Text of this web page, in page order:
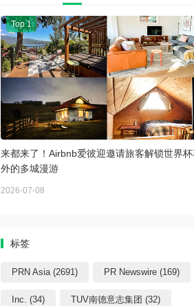
Top 1
来都来了！Airbnb爱彼迎邀请旅客解锁世界杯
外的多城漫游
2026-07-08
标签
PRN Asia (2691) PR Newswire (169)
Inc. (34) TUV南德意志集团 (32)